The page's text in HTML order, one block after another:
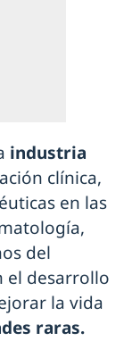
industria
clínica,
en las
del
el desarrollo
la vida
raras.